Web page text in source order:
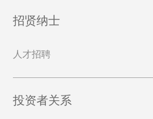
招贤纳士
人才招聘
投资者关系